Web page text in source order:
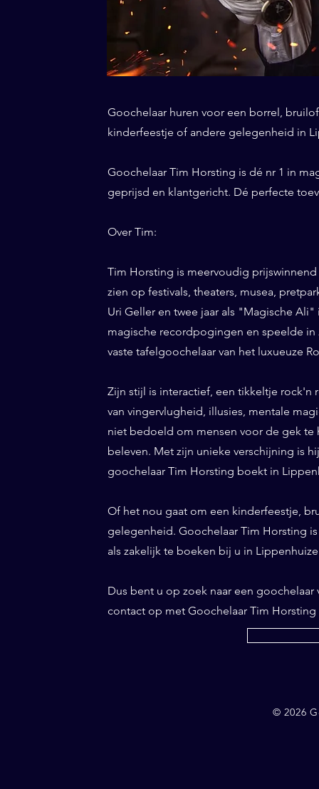
Goochelaar huren voor een borrel,
kinderfeestje of andere gelegenheid in
Goochelaar Tim Horsting is dé nr 1 in
geprijsd en klantgericht. Dé perfecte
Over Tim:
Tim Horsting is meervoudig
zien op festivals, theaters, musea,
Uri Geller en twee jaar als "Magische
magische recordpogingen en speelde in
vaste tafelgoochelaar van het luxueuze
Zijn stijl is interactief, een tikkeltje rock'n
van vingervlugheid, illusies, mentale
niet bedoeld om mensen voor de gek te
beleven. Met zijn unieke verschijning is
goochelaar Tim Horsting boekt in
Of het nou gaat om een kinderfeestje,
gelegenheid. Goochelaar Tim Horsting
als zakelijk te boeken bij u in
Dus bent u op zoek naar een
contact op met Goochelaar Tim Horsting
© 2026